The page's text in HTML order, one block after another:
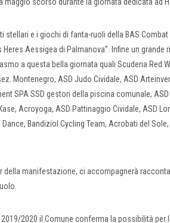
stellari e i giochi di fanta-ruoli della BAS
Aessigea di Palmanova”. Infine un
a questa bella giornata quali Scuderia Red
Montenegro, ASD Judo Cividale, ASD
SPA SSD gestori della piscina comunale,
Acroyoga, ASD Pattinaggio Cividale, ASD
Bandiziol Cycling Team, Acrobati del
della manifestazione, ci accompagnerà
2020 il Comune conferma la possibilità